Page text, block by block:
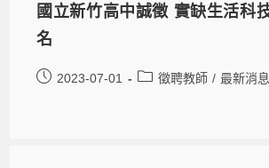
國立新竹高中誠徵 實缺生活科
名
2023-07-01 徵聘教師 / 最新消息